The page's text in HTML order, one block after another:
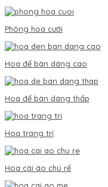
Phông hoa cưới
Hoa để bàn dáng cao
Hoa để bàn dáng thấp
Hoa trang trí
Hoa cài áo chú rể